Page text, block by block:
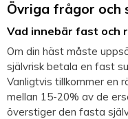
Övriga frågor och
Vad innebär fast och
Om din häst måste
självrisk betala en fast
Vanligtvis tillkommer en
mellan 15-20% av de
överstiger den fasta